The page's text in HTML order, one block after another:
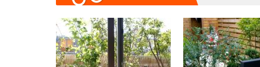
Précédent